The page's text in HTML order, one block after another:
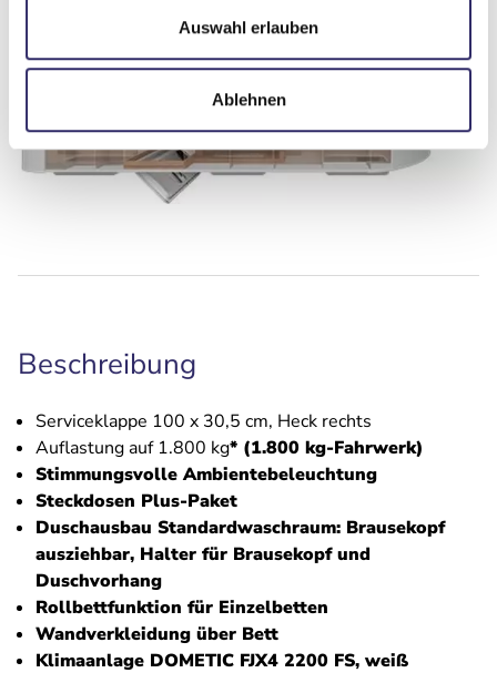
Auswahl erlauben
Ablehnen
Beschreibung
Serviceklappe 100 x 30,5 cm, Heck rechts
Auflastung auf 1.800 kg* (1.800 kg-Fahrwerk)
Stimmungsvolle Ambientebeleuchtung
Steckdosen Plus-Paket
Duschausbau Standardwaschraum: Brausekopf
ausziehbar, Halter für Brausekopf und
Duschvorhang
Rollbettfunktion für Einzelbetten
Wandverkleidung über Bett
Klimaanlage DOMETIC FJX4 2200 FS, weiß